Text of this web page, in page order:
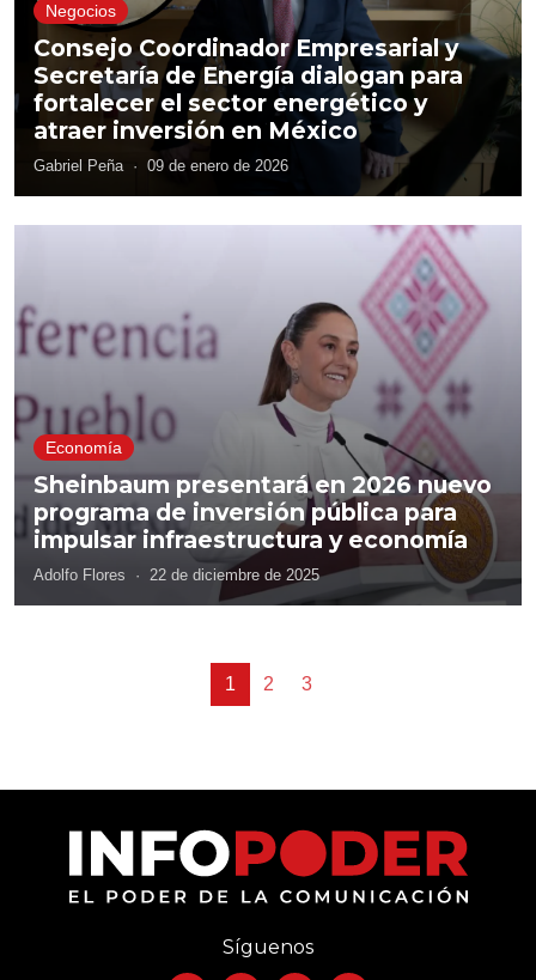
Negocios
Consejo Coordinador Empresarial y
Secretaría de Energía dialogan para
fortalecer el sector energético y
atraer inversión en México
Gabriel Peña · 09 de enero de 2026
Economía
Sheinbaum presentará en 2026 nuevo
programa de inversión pública para
impulsar infraestructura y economía
Adolfo Flores · 22 de diciembre de 2025
1 2 3
Síguenos